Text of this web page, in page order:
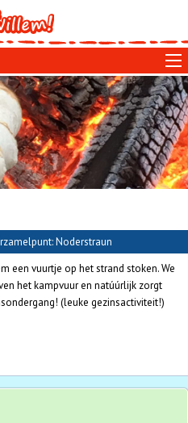
Noderstraun
een vuurtje op het strand stoken. We
het kampvuur en natúúrlijk zorgt
(leuke gezinsactiviteit!)